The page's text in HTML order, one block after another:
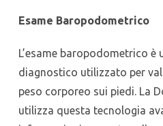
Esame Baropodometrico
L’esame baropodometrico è
diagnostico utilizzato per
peso corporeo sui piedi. La
utilizza questa tecnologia